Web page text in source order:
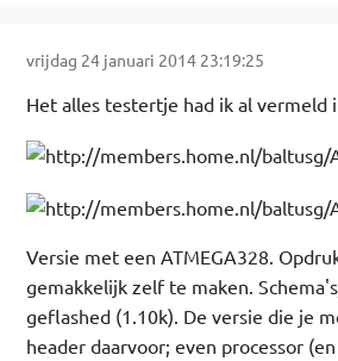
vrijdag 24 januari 2014 23:19:25
Het alles testertje had ik al vermeld
Versie met een ATMEGA328.
gemakkelijk zelf te maken.
geflashed (1.10k). De versie die je
header daarvoor; even processor